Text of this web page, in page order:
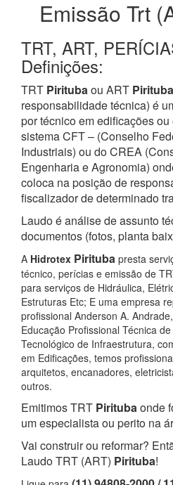
Emissão Trt
TRT, ART,
Definições:
TRT Piritubaou ART Pirituba
responsabilidade técnica) é
por técnico em edificações
sistema CFT – (Conselho
Industriais) ou do CREA
Engenharia e Agronomia)
coloca na posição de
fiscalizador de determinado
Laudo é análise de assunto
documentos (fotos, planta
A Hidrotex Pirituba presta
técnico, perícias e emissão de
para serviços de Hidráulica,
Estruturas Etc; E uma empresa
profissional Anderson A.
Educação Profissional Técnica
Tecnológico de Infraestrutura,
em Edificações, temos
arquitetos, encanadores,
outros.
Emitimos TRT Piritubaonde
um especialista ou perito na
Vai construir ou reformar?
Laudo TRT (ART) Pirituba!